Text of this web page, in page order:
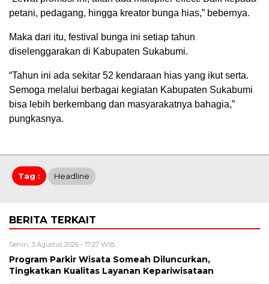
petani, pedagang, hingga kreator bunga hias,” bebernya.
Maka dari itu, festival bunga ini setiap tahun
diselenggarakan di Kabupaten Sukabumi.
“Tahun ini ada sekitar 52 kendaraan hias yang ikut serta.
Semoga melalui berbagai kegiatan Kabupaten Sukabumi
bisa lebih berkembang dan masyarakatnya bahagia,”
pungkasnya.
Tag : Headline
BERITA TERKAIT
Senin, 3 Agustus 2026 - 17:27 WIB
Program Parkir Wisata Someah Diluncurkan,
Tingkatkan Kualitas Layanan Kepariwisataan